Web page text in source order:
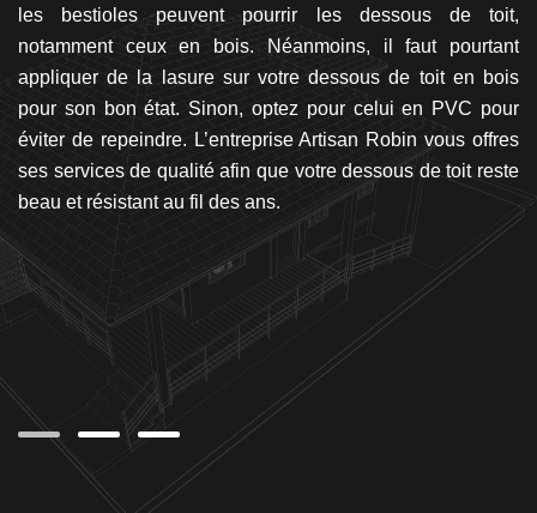
les bestioles peuvent pourrir les dessous de toit,
notamment ceux en bois. Néanmoins, il faut pourtant
appliquer de la lasure sur votre dessous de toit en bois
pour son bon état. Sinon, optez pour celui en PVC pour
éviter de repeindre. L’entreprise Artisan Robin vous offres
ses services de qualité afin que votre dessous de toit reste
beau et résistant au fil des ans.